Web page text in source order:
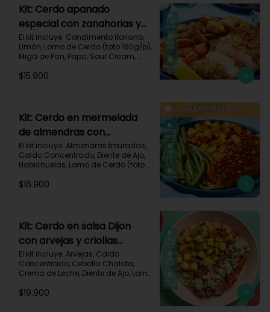
Carbohidratos 59g | Grasas 19g |
Proteínas 36g
Kit: Cerdo apanado
especial con zanahorias y
papas al horno-58
El kit incluye: Condimento italiano,
Limón, Lomo de Cerdo (foto 160g/p),
Miga de Pan, Papa, Sour Cream,
$15.900
Kit: Cerdo en mermelada
de almendras con
habichuelas y criollas al
horno-144
El kit incluye: Almendras trituradas,
Caldo Concentrado, Diente de Ajo,
Habichuelas, Lomo de Cerdo (foto
Criolla, Receta Impresa.
$16.900
Kit: Cerdo en salsa Dijon
con arvejas y criollas
asadas-95
El kit incluye: Arvejas, Caldo
Concentrado, Cebolla Chalota,
Crema de Leche, Diente de Ajo, Lomo
Mostaza Dijon, Papa Criolla,
$19.900